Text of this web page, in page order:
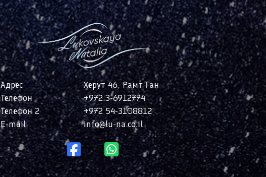
Адрес
Херут 46, Рамт Ган
Телефон
+972 3-6912774
Телефон 2
+972 54-3108812
E-mail
info@lu-na.co.il